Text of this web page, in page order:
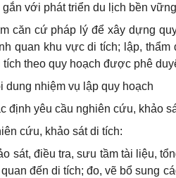
gắn với phát triển du lịch bền
căn cứ pháp lý để xây dựng
quan khu vực di tích; lập,
tích theo quy hoạch được phê
dung nhiệm vụ lập quy hoạch
định yêu cầu nghiên cứu, khảo
cứu, khảo sát di tích:
sát, điều tra, sưu tầm tài liệu,
đến di tích; đo, vẽ bổ sung